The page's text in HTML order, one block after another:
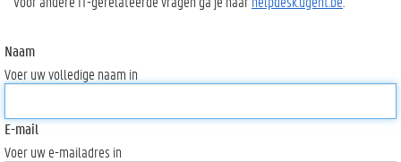
Naam
Voer uw volledige naam in
E-mail
Voer uw e-mailadres in